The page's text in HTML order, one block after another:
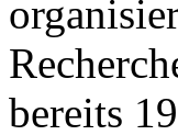
bereits